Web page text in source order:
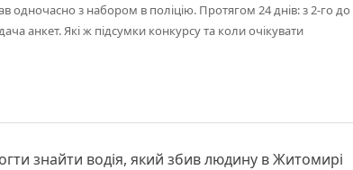
одночасно з набором в поліцію. Протягом 24 днів: з 2-го до
анкет. Які ж підсумки конкурсу та коли очікувати
знайти водія, який збив людину в Житомирі